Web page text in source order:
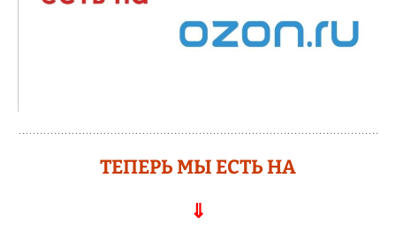
ТЕПЕРЬ МЫ ЕСТЬ НА
⇓